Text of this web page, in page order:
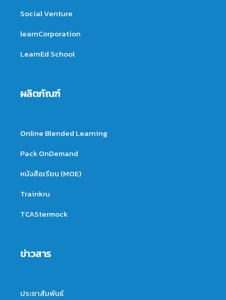
Social Venture
learnCorporation
LearnEd School
ผลิตภัณฑ์
Online Blended Learning
Pack OnDemand
หนังสือเรียน (MOE)
Trainkru
TCAStermock
ข่าวสาร
ประชาสัมพันธ์